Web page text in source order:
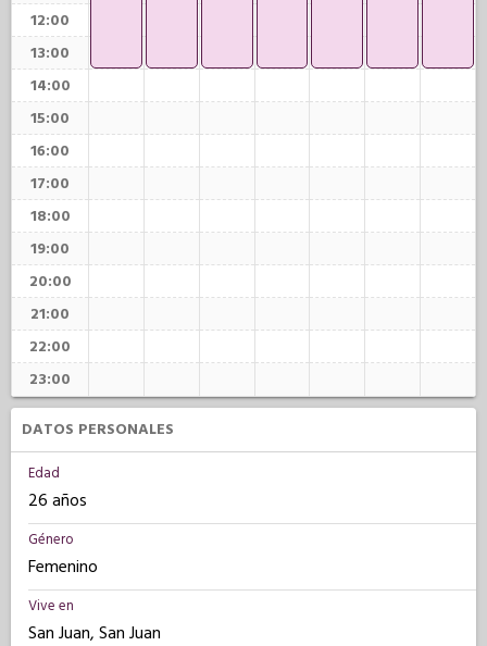
12:00
13:00
14:00
15:00
16:00
17:00
18:00
19:00
20:00
21:00
22:00
23:00
DATOS PERSONALES
Edad
26 años
Género
Femenino
Vive en
San Juan, San Juan